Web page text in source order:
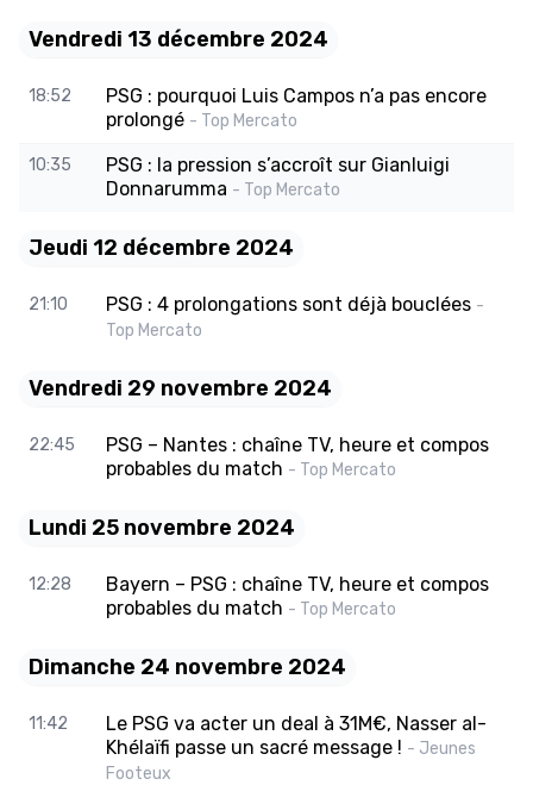
Vendredi 13 décembre 2024
18:52
PSG : pourquoi Luis Campos n’a pas encore
prolongé - Top Mercato
10:35
PSG : la pression s’accroît sur Gianluigi
Donnarumma - Top Mercato
Jeudi 12 décembre 2024
21:10 PSG : 4 prolongations sont déjà bouclées -
Top Mercato
Vendredi 29 novembre 2024
22:45
PSG – Nantes : chaîne TV, heure et compos
probables du match - Top Mercato
Lundi 25 novembre 2024
12:28
Bayern – PSG : chaîne TV, heure et compos
probables du match - Top Mercato
Dimanche 24 novembre 2024
11:42
Le PSG va acter un deal à 31M€, Nasser al-
Khélaïfi passe un sacré message ! - Jeunes
Footeux